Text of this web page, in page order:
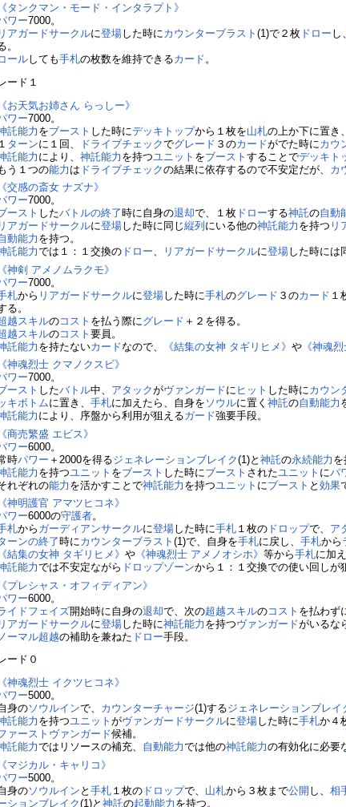
《タンクマン・モード・インタラプト》
ワー7000。
リアガードサークルに登場した時にカウンターブラスト(1)で２枚 ドロー し
。
ールしても手札の枚数を維持できるカード 。
ード１
《お天気お姉さん らっしー》
ワー7000。
託能力 をブースト した時にデッキトップから１枚を山札の上か下に置き
１ ターンに１回、 ドライブチェックでグレード ３のカードがでた時にカウ
託能力 により、神託能力 を持つユニット をブーストすることでデッキト
う１つの能力 は ドライブチェックの結果に依存するので不安定だが、 カ
《交感の斎女 ナズナ》
ワー7000。
ースト したバトルの終了時に自身の退却で、１枚 ドローする神託の自動
リアガードサークルに登場した時に同じ縦列 にいる他の神託能力 を持つ リ
動能力 を持つ。
託能力では１：１交換の ドロー、 リアガードサークルに登場した時には
《神剣 アメノムラクモ》
ワー7000。
札から リアガードサークルに登場した時に手札のグレード ３のカード １
る。
越スキルのコスト を払う際にグレード ＋２を得る。
越スキルのコスト要員。
託能力 を持たないカードなので、 《結集の女神 タギリヒメ》や 《神魂
《神魂烈士 クマノクスビ》
ワー7000。
ースト したバトル中、 アタックがヴァンガードに ヒット した時にカウン
キボトムに置き、手札に加えたら、自身を ソウルに置く神託の自動能力
託能力 により、序盤から利用が狙えるガード強要手段。
《商売繁盛 エビス》
ワー6000。
時パワー ＋2000を得るジェネレーションブレイク(1)と神託の永続能力 を
託能力 を持つユニット をブースト した時にブースト されたユニット にパ
れぞれの能力 を活かすことで神託能力 を持つユニット にブースト と効果
《神明護官 アマツヒコネ》
ワー6000の守護者。
札から ガーディアンサークルに登場した時に手札 １枚の ドロップで、 ア
ーンの終了時にカウンターブラスト(1)で、自身を手札に戻し、手札から
《結集の女神 タギリヒメ》や 《神魂烈士 アメノオシホ》等から手札に加
託能力では不安定ながら ドロップゾーンから１：１交換での使い回しが
《プレシャス・オフィディアン》
ワー6000。
イドフェイズ開始時に自身の退却で、次の超越スキルのコスト を払わず
リアガードサークルに登場した時に神託能力 を持つヴァンガードがいるな
ノーマル超越の補助を兼ねた ドロー手段。
ード０
《神魂烈士 イクツヒコネ》
ワー5000。
身のソウルインで、 カウンターチャージ(1)するジェネレーションブレイ
託能力 を持つユニットがヴァンガードサークルに登場した時に手札か４
ァーストヴァンガード候補。
託能力ではリソースの補充、 自動能力では他の神託能力の有効化に必要
《マジカル・キャリコ》
ワー5000。
身のソウルイン と手札 １枚の ドロップで、 山札から３枚まで公開 し、相
ションブレイク(1)と神託の起動能力 を持つ。